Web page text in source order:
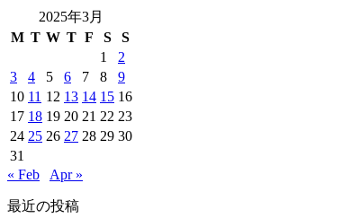
2025年3月
M T W T F S
S
1
2
3
4 5 6 7 8
9
10 11 12 13 14 15 16
17 18 19 20 21 22 23
24 25 26 27 28 29 30
31
« Feb
Apr »
最近の投稿